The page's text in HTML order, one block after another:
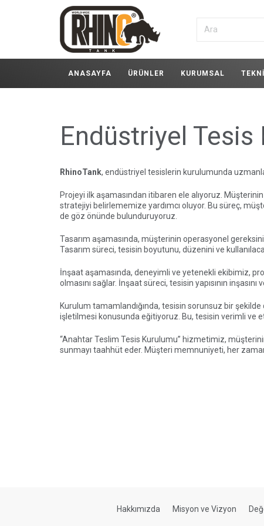
ANASAYFA ÜRÜNLER KURUMSAL
Endüstriyel Tesis
RhinoTank, endüstriyel tesislerin kurulumunda
Projeyi ilk aşamasından itibaren ele alıyoruz.
stratejiyi belirlememize yardımcı oluyor. Bu süreç,
de göz önünde bulunduruyoruz.
Tasarım aşamasında, müşterinin operasyonel
Tasarım süreci, tesisin boyutunu, düzenini ve
İnşaat aşamasında, deneyimli ve yetenekli ekibimiz,
olmasını sağlar. İnşaat süreci, tesisin yapısının
Kurulum tamamlandığında, tesisin sorunsuz bir
işletilmesi konusunda eğitiyoruz. Bu, tesisin verimli ve
“Anahtar Teslim Tesis Kurulumu” hizmetimiz,
sunmayı taahhüt eder. Müşteri memnuniyeti, her
Hakkımızda Misyon ve Vizyon